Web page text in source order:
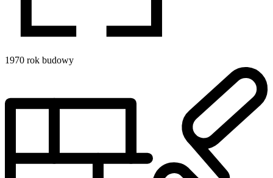
1970 rok budowy